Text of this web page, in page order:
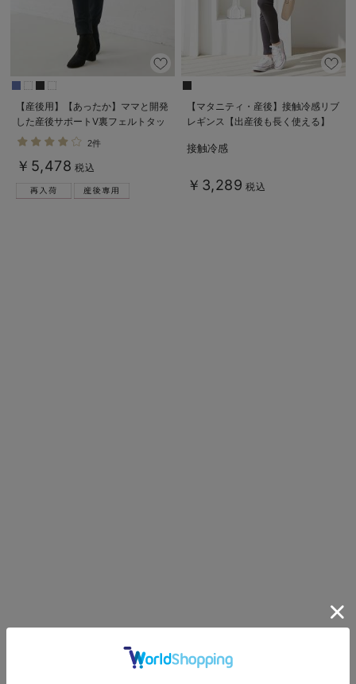
【産後用】【あったか】ママと開発
した産後サポートV裏フェルトタッ
チ起毛スキニーパンツ
2件
￥5,478 税込
【マタニティ・産後】接触冷感リブ
レギンス【出産後も長く使える】
接触冷感
￥3,289 税込